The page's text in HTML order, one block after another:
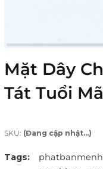
Mặt Dây
Tát Tuổi
SKU: (Đang cập nhật...)
Tags: